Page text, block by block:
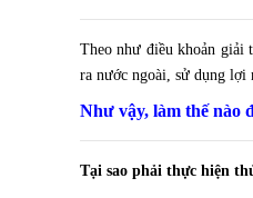
Theo như điều khoản giải
ra nước ngoài, sử dụng lợi
Như vậy, làm thế nào
Tại sao phải thực hiện